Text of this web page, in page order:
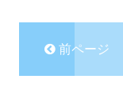
前ページ